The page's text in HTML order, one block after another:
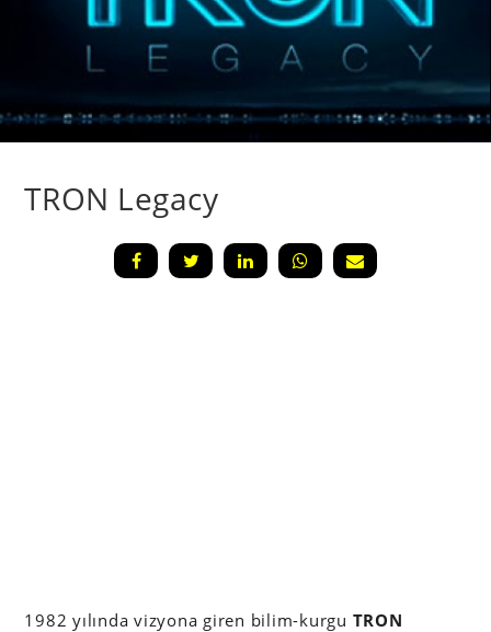
TRON Legacy
1982 yılında vizyona giren bilim-kurgu TRON